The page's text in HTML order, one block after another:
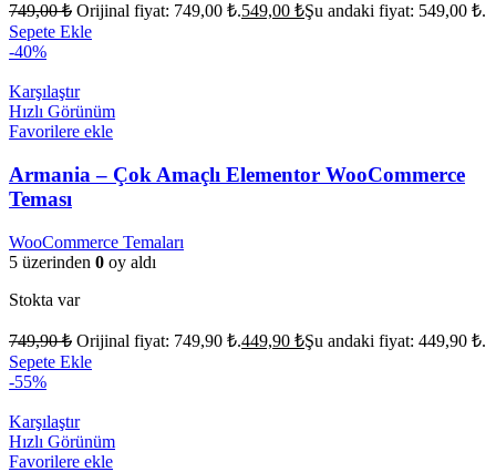
749,00₺ Orijinal fiyat: 749,00 ₺.549,00 ₺Şu andaki fiyat: 549,00 ₺.
Sepete Ekle
-40%
Karşılaştır
Hızlı Görünüm
Favorilere ekle
Armania – Çok Amaçlı Elementor WooCommerce
Teması
WooCommerce Temaları
5 üzerinden 0 oy aldı
Stokta var
749,90₺ Orijinal fiyat: 749,90 ₺.449,90 ₺Şu andaki fiyat: 449,90 ₺.
Sepete Ekle
-55%
Karşılaştır
Hızlı Görünüm
Favorilere ekle